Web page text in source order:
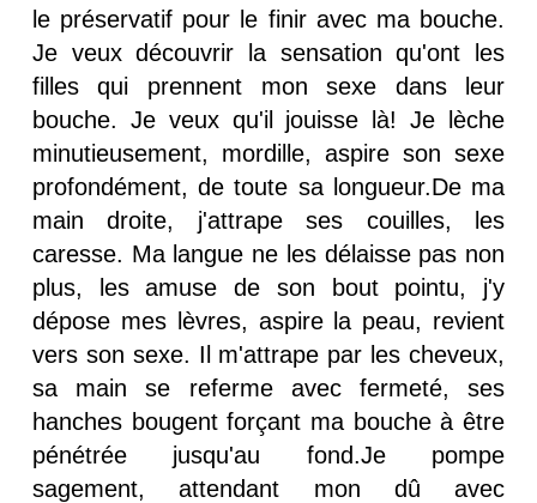
le préservatif pour le finir avec ma bouche.
Je veux découvrir la sensation qu'ont les
filles qui prennent mon sexe dans leur
bouche. Je veux qu'il jouisse là! Je lèche
minutieusement, mordille, aspire son sexe
profondément, de toute sa longueur.De ma
main droite, j'attrape ses couilles, les
caresse. Ma langue ne les délaisse pas non
plus, les amuse de son bout pointu, j'y
dépose mes lèvres, aspire la peau, revient
vers son sexe. Il m'attrape par les cheveux,
sa main se referme avec fermeté, ses
hanches bougent forçant ma bouche à être
pénétrée jusqu'au fond.Je pompe
sagement, attendant mon dû avec